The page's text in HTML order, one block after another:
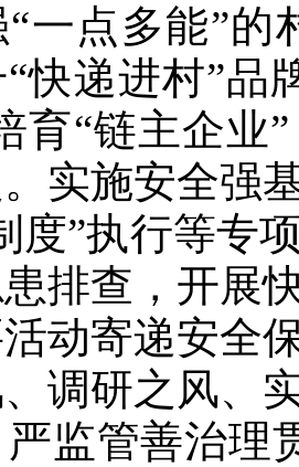
一点多能”
快递进村”品
育“链主企业
实施安全强
度”执行等专
排查，开展
动寄递安全
调研之风、
监管善治理